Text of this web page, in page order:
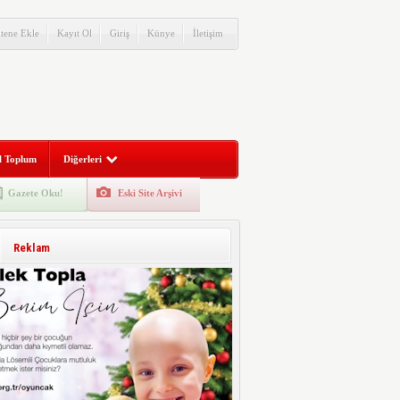
Ekle Kayıt Ol Giriş Künye İletişim
Toplum Diğerleri
Gazete Oku! Eski Site Arşivi
Reklam